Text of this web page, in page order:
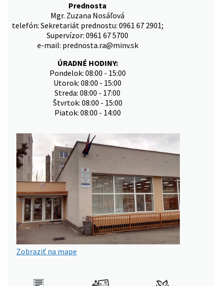
Prednosta
Mgr. Zuzana Nosáľová
telefón: Sekretariát prednostu: 0961 67 2901;
Supervízor: 0961 67 5700
e-mail: prednosta.ra@minv.sk
ÚRADNÉ HODINY:
Pondelok: 08:00 - 15:00
Utorok: 08:00 - 15:00
Streda: 08:00 - 17:00
Štvrtok: 08:00 - 15:00
Piatok: 08:00 - 14:00
Zobraziť na mape